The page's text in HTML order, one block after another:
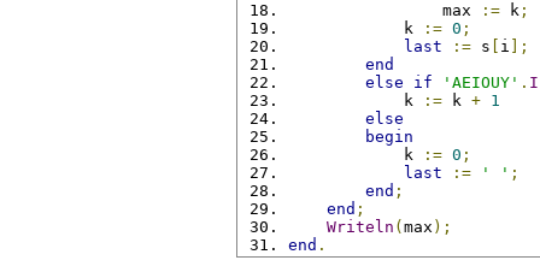
                max
:= k ;
            k
:= 0 ;
last
:= s i
];
end
else
if 'AEIOUY' .
            k
:= k + 1
else
begin
            k
:= 0 ;
last
:= ' ' ;
end ;
end ;
Writeln ( max );
end .